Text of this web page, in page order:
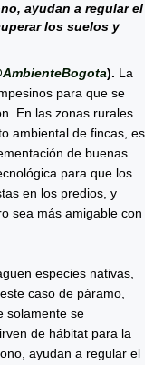
ayudan a regular el
los suelos y
). La
para que se
En las zonas rurales
ambiental de fincas, es
de buenas
para que los
en los predios, y
sea más amigable con
especies nativas,
caso de páramo,
solamente se
de hábitat para la
ayudan a regular el